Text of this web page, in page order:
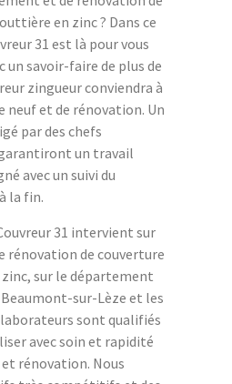
en zinc ? Dans ce
31 est là pour vous
un savoir-faire de plus de
zingueur conviendra à
neuf et de rénovation. Un
par des chefs
un travail
avec un suivi du
la fin.
31 intervient sur
rénovation de couverture
sur le département
sur-Lèze et les
sont qualifiés
avec soin et rapidité
rénovation. Nous